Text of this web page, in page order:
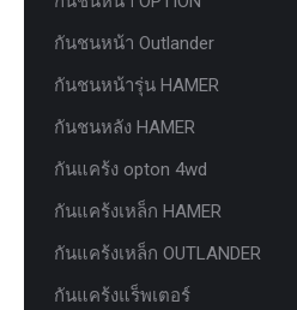
กันชนหน้า Outlander
กันชนหน้ารุ่น HAMER
กันชนหลัง HAMER
กันแคร้ง opton 4wd
กันแคร้งเหล็ก HAMER
กันแคร้งเหล็ก OUTLANDER
กันแคร้งแร็พเตอร์